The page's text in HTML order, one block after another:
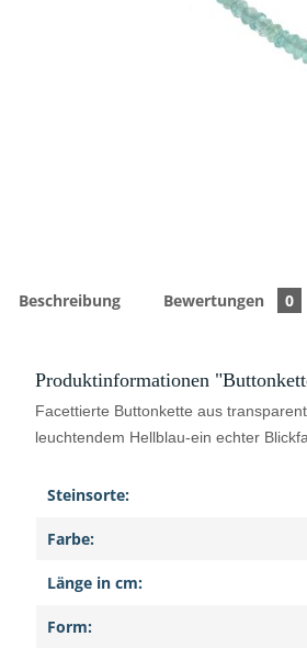
Beschreibung Bewertungen 0
Produktinformationen
Facettierte Buttonkette aus
leuchtendem Hellblau-ein echter
Steinsorte:
Farbe:
Länge in cm:
Form: